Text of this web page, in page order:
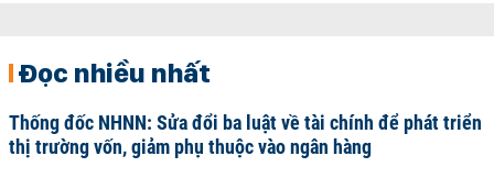
Đọc nhiều nhất
Thống đốc NHNN: Sửa đổi ba luật về tài chính để phát triển
thị trường vốn, giảm phụ thuộc vào ngân hàng